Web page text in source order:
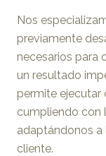
Nos
previamente
necesarios para
un resultado
permite ejecutar
cumpliendo con
adaptándonos a
cliente.